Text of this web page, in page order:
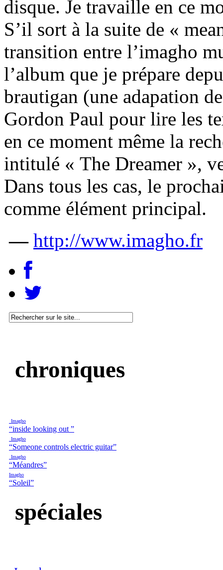
disque. Je travaille en ce
S’il sort à la suite de «
transition entre l’imagho
l’album que je prépare
brautigan (une adapation
Gordon Paul pour lire les
en ce moment même la
intitulé « The Dreamer »,
Dans tous les cas, le
comme élément principal.
— http://www.imagho.fr
chroniques
Imagho
“inside looking out ”
Imagho
“Someone controls electric guitar”
Imagho
“Méandres”
Imagho
“Soleil”
spéciales